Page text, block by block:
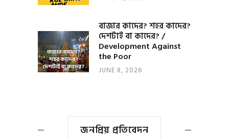
বাজার কাদের? শহর কাদের?
দেশটাই বা কাদের? /
Development Against
the Poor
JUNE 8, 2026
জনপ্রিয় প্রতিবেদন